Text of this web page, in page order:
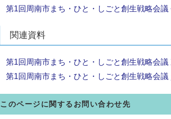
第1回周南市まち・ひと・しごと創生戦略会
関連資料
第1回周南市まち・ひと・しごと創生戦略会
第1回周南市まち・ひと・しごと創生戦略会
このページに関するお問い合わせ先